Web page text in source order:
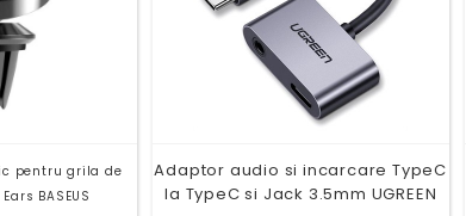
pentru grila de
BASEUS
Adaptor audio si incarcare TypeC
la TypeC si Jack 3.5mm UGREEN